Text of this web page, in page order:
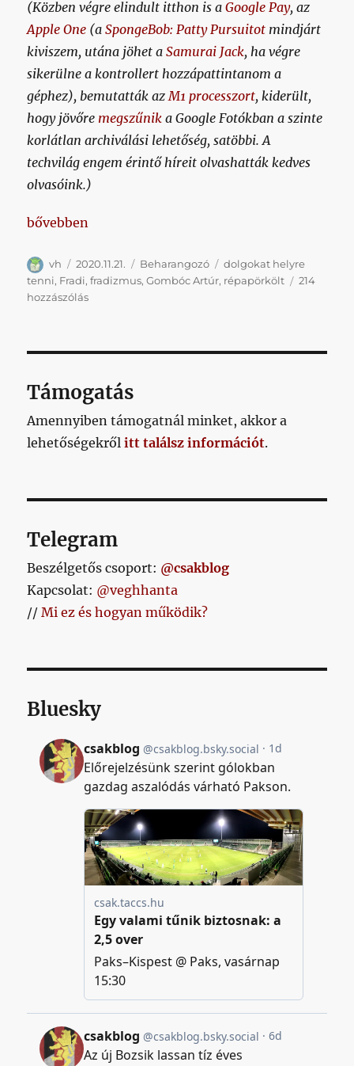
(Közben végre elindult itthon is aGoogle Pay, az
Apple One (aSpongeBob: Patty Pursuitot mindjárt
kiviszem, utána jöhet aSamurai Jack, ha végre
sikerülne a kontrollert hozzápattintanom a
géphez), bemutatták azM1 processzort, kiderült,
hogy jövőre megszűnik a Google Fotókban a szinte
korlátlan archiválási lehetőség, satöbbi. A
techvilág engem érintő híreit olvashatták kedves
olvasóink.)
„A posztban lényegi szerep jut Gombóc Artúrnak,
bővebben
Szerző
vh Közzétéve
2020.11.21. Kategória
Beharangozó Címke
dolgokat helyre
tenni, Fradi,fradizmus,Gombóc Artúr, répapörkölt
214
hozzászólásA
Gombóc
Artúrnak,
ennek
ellenére
mégsem
felépítve
című
bejegyzéshez
Támogatás
Amennyiben támogatnál minket, akkor a
lehetőségekrőlitt találsz információt.
Telegram
Beszélgetős csoport: @csakblog
Kapcsolat: @veghhanta
//Mi ez és hogyan működik?
Bluesky